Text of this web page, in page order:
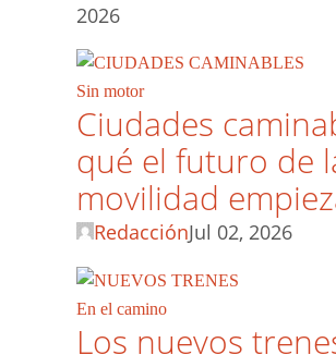
2026
Sin motor
Ciudades
qué el futuro de
movilidad
RedacciónJul 02, 2026
En el camino
Los nuevos